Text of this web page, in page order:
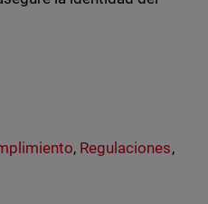
, Regulaciones,